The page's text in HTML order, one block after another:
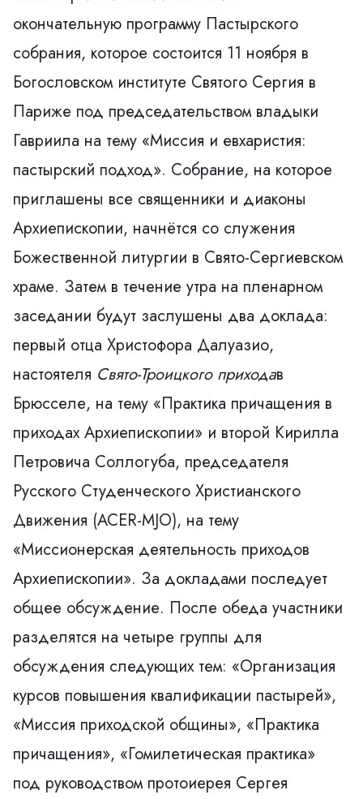
окончательную программу Пастырского
собрания, которое состоится 11 ноября в
Богословском институте Святого Сергия в
Париже под председательством владыки
Гавриила на тему «Миссия и евхаристия:
пастырский подход». Собрание, на которое
приглашены все священники и диаконы
Архиепископии, начнётся со служения
Божественной литургии в Свято-Сергиевском
храме. Затем в течение утра на пленарном
заседании будут заслушены два доклада:
первый отца Христофора Далуазио,
настоятеля Свято-Троицкого приходав
Брюсселе, на тему «Практика причащения в
приходах Архиепископии» и второй Кирилла
Петровича Соллогуба, председателя
Русского Студенческого Христианского
Движения (ACER-MJO), на тему
«Миссионерская деятельность приходов
Архиепископии». За докладами последует
общее обсуждение. После обеда участники
разделятся на четыре группы для
обсуждения следующих тем: «Организация
курсов повышения квалификации пастырей»,
«Миссия приходской общины», «Практика
причащения», «Гомилетическая практика»
под руководством протоиерея Сергея